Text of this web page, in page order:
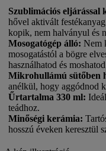
Szublimációs eljárással
hővel aktivált
kopik, nem halványul és
Mosogatógép álló: Nem
mosogatástól a bögre
használhatod és
Mikrohullámú sütőben
anélkül, hogy aggódnod
Űrtartalma 330 ml:
teádhoz.
Minőségi kerámia:
hosszú éveken keresztül